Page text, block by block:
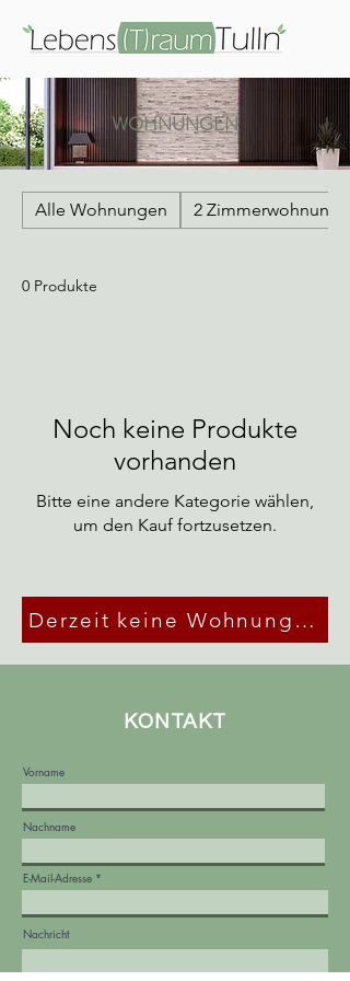
WOHNUNGEN
Alle Wohnungen 2 Zimmerwohnung
0 Produkte
Noch keine Produkte
vorhanden
Bitte eine andere Kategorie wählen,
um den Kauf fortzusetzen.
Derzeit keine Wohnungen
KONTAKT
Vorname
Nachname
E-Mail-Adresse
Nachricht